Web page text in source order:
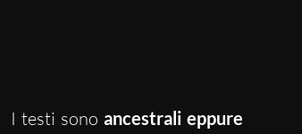
I testi sono ancestrali eppure